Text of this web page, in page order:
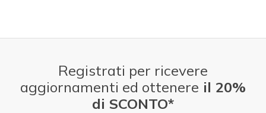
Registrati per ricevere
aggiornamenti ed ottenere il 20%
di SCONTO*